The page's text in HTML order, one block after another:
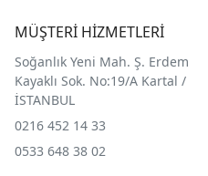
MÜŞTERİ HİZMETLERİ
Soğanlık Yeni Mah. Ş. Erdem
Kayaklı Sok. No:19/A Kartal /
İSTANBUL
0216 452 14 33
0533 648 38 02